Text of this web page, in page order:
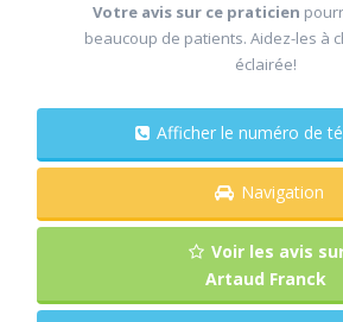
Votre avis sur ce praticien
beaucoup de patients. Aidez-les à
éclairée!
Afficher le numéro
Navigation
Voir les avis
Artaud Franck